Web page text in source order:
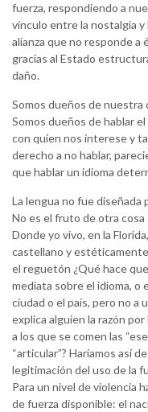
fuerza, respondiendo a
vínculo entre la nostalgia y
alianza que no responde a
gracias al Estado
daño.
Somos dueños de
Somos dueños de hablar
con quien nos interese y
derecho a no hablar,
que hablar un idioma
La lengua no fue diseñada
No es el fruto de otra cosa
Donde yo vivo, en la
castellano y
el reguetón ¿Qué hace
mediata sobre el idioma, o
ciudad o el país, pero no a
explica alguien la razón
a los que se comen las
“articular”? Haríamos así
legitimación del uso de la
Para un nivel de violencia
de fuerza disponible: el